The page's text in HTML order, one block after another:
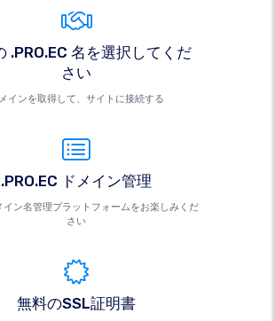
.PRO.EC 名を選択してくだ
さい
インを取得して、サイトに接続する
.PRO.EC ドメイン管理
イン名管理プラットフォームをお楽しみくだ
さい
無料のSSL証明書